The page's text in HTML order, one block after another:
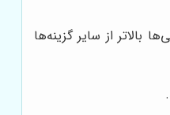
بالاتر از سایر گزینه‌ها